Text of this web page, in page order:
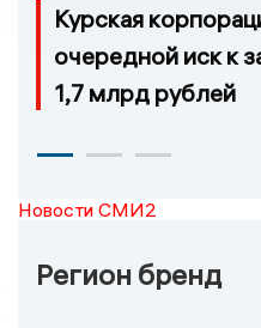
Курская
очередной иск к
1,7 млрд рублей
Новости СМИ2
Регион бренд